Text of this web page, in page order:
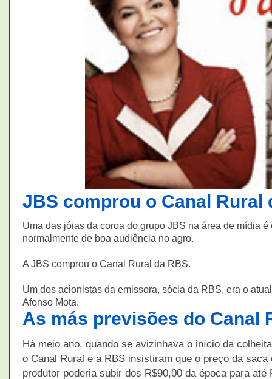
JBS comprou o Canal Rural
Uma das jóias da coroa do grupo JBS na área de mídia é
normalmente de boa audiência no agro.
A JBS comprou o Canal Rural da RBS.
Um dos acionistas da emissora, sócia da RBS, era o
Afonso Mota.
As más previsões do Canal
Há meio ano, quando se avizinhava o início da
o Canal Rural e a RBS insistiram que o preço da saca
produtor poderia subir dos R$90,00 da época para até